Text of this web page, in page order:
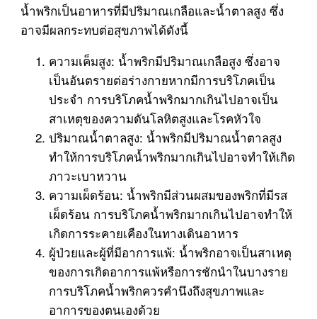
น้ำพริกเป็นอาหารที่มีปริมาณเกลือและน้ำตาลสูง ซึ่ง
อาจมีผลกระทบต่อสุขภาพได้ดังนี้
ความเค็มสูง: น้ำพริกมีปริมาณเกลือสูง ซึ่งอาจ
เป็นอันตรายต่อร่างกายหากมีการบริโภคเป็น
ประจำ การบริโภคน้ำพริกมากเกินไปอาจเป็น
สาเหตุของความดันโลหิตสูงและโรคหัวใจ
ปริมาณน้ำตาลสูง: น้ำพริกมีปริมาณน้ำตาลสูง
ทำให้การบริโภคน้ำพริกมากเกินไปอาจทำให้เกิด
ภาวะเบาหวาน
ความเผ็ดร้อน: น้ำพริกมีส่วนผสมของพริกที่มีรส
เผ็ดร้อน การบริโภคน้ำพริกมากเกินไปอาจทำให้
เกิดการระคายเคืองในทางเดินอาหาร
ผู้ป่วยและผู้ที่มีอาการแพ้: น้ำพริกอาจเป็นสาเหตุ
ของการเกิดอาการแพ้หรือการชักนำในบางราย
การบริโภคน้ำพริกควรคำนึงถึงสุขภาพและ
อาการของตนเองด้วย